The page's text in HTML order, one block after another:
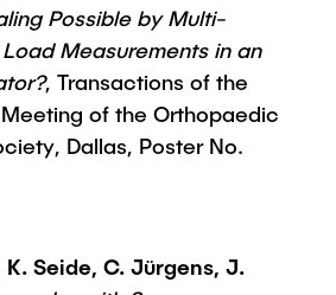
Possible by Multi-
Measurements in an
, Transactions of the
of the Orthopaedic
Dallas, Poster No.
Seide, C. Jürgens, J.